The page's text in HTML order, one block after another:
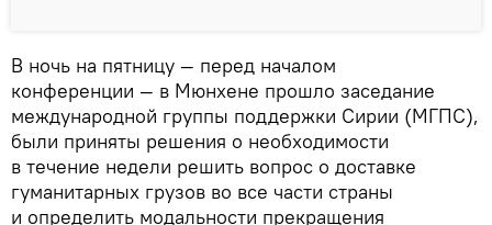
В ночь на пятницу — перед началом
конференции — в Мюнхене прошло заседание
международной группы поддержки Сирии (МГПС),
были приняты решения о необходимости
в течение недели решить вопрос о доставке
гуманитарных грузов во все части страны
и определить модальности прекращения